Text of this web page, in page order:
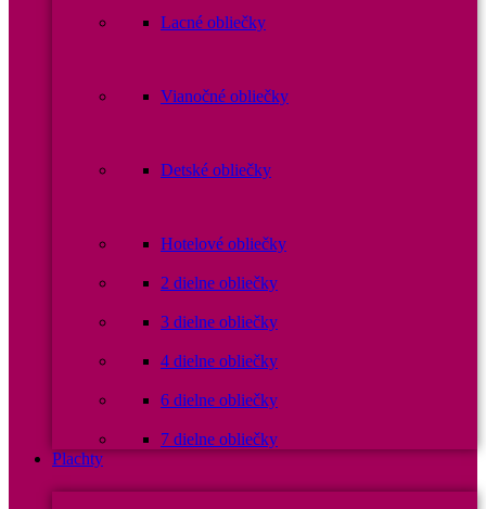
Lacné obliečky
Vianočné obliečky
Detské obliečky
Hotelové obliečky
2 dielne obliečky
3 dielne obliečky
4 dielne obliečky
6 dielne obliečky
7 dielne obliečky
Plachty